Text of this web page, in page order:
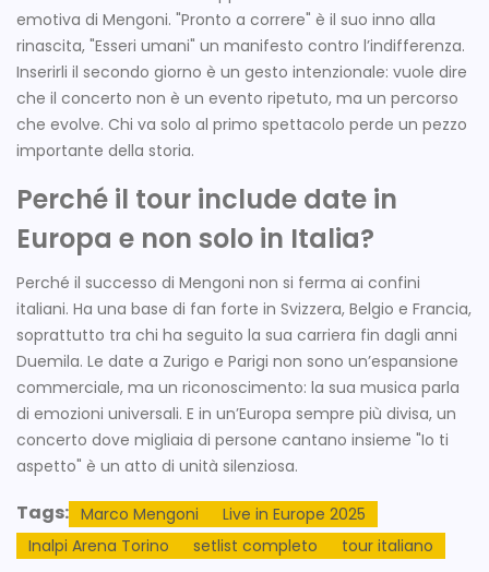
emotiva di Mengoni. "Pronto a correre" è il suo inno alla
rinascita, "Esseri umani" un manifesto contro l’indifferenza.
Inserirli il secondo giorno è un gesto intenzionale: vuole dire
che il concerto non è un evento ripetuto, ma un percorso
che evolve. Chi va solo al primo spettacolo perde un pezzo
importante della storia.
Perché il tour include date in
Europa e non solo in Italia?
Perché il successo di Mengoni non si ferma ai confini
italiani. Ha una base di fan forte in Svizzera, Belgio e Francia,
soprattutto tra chi ha seguito la sua carriera fin dagli anni
Duemila. Le date a Zurigo e Parigi non sono un’espansione
commerciale, ma un riconoscimento: la sua musica parla
di emozioni universali. E in un’Europa sempre più divisa, un
concerto dove migliaia di persone cantano insieme "Io ti
aspetto" è un atto di unità silenziosa.
Tags: Marco Mengoni
Live in Europe 2025
Inalpi Arena Torino
setlist completo tour italiano